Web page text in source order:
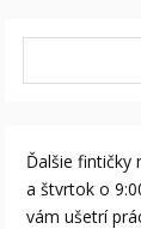
Ďalšie fintičky
a štvrtok o
vám ušetrí